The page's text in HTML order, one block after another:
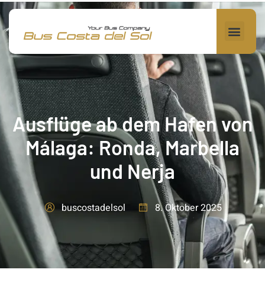
Ausflüge ab dem Hafen von
Málaga: Ronda, Marbella
und Nerja
buscostadelsol 8. Oktober 2025